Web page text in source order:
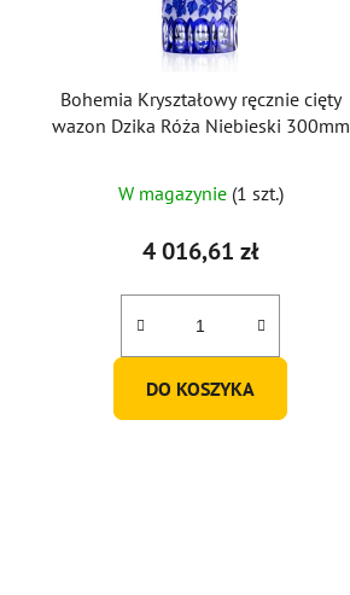
Bohemia Kryształowy ręcznie cięty
wazon Dzika Róża Niebieski 300mm
W magazynie (1 szt.)
4 016,61 zł
DO KOSZYKA